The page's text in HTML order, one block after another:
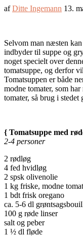
afDitte Ingemann 13.
Selvom man næsten
indbyder til suppe og
noget specielt over
tomatsuppe, og derfor
Tomatsuppen er både
modne tomater, som
tomater, så brug i stedet
{ Tomatsuppe med
2-4 personer
2 rødløg
4 fed hvidløg
2 spsk olivenolie
1 kg friske, modne
1 bdt frisk oregano
ca. 5-6 dl
100 g røde linser
salt og peber
1 ½ dl fløde